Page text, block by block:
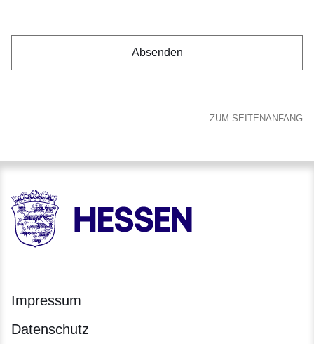
ZUM SEITENANFANG
HESSEN - Hessische Landesregierung
Impressum
Datenschutz